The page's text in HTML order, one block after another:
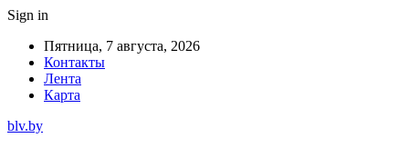
Sign in
Пятница, 7 августа, 2026
Контакты
Лента
Карта
blv.by